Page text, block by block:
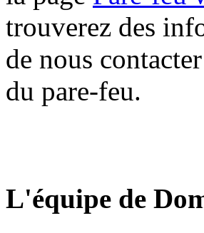
trouverez des
de nous
du pare-feu.
L'équipe de